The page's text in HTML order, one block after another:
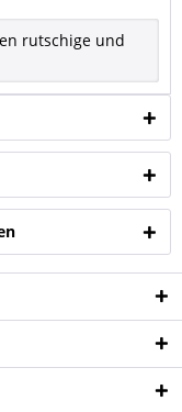
rutschige und